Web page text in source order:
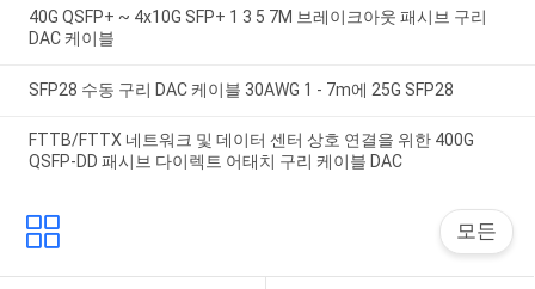
40G QSFP+ ~ 4x10G SFP+ 1 3 5 7M 브레이크아웃 패시브 구리
DAC 케이블
SFP28 수동 구리 DAC 케이블 30AWG 1 - 7m에 25G SFP28
FTTB/FTTX 네트워크 및 데이터 센터 상호 연결을 위한 400G
QSFP-DD 패시브 다이렉트 어태치 구리 케이블 DAC
모든